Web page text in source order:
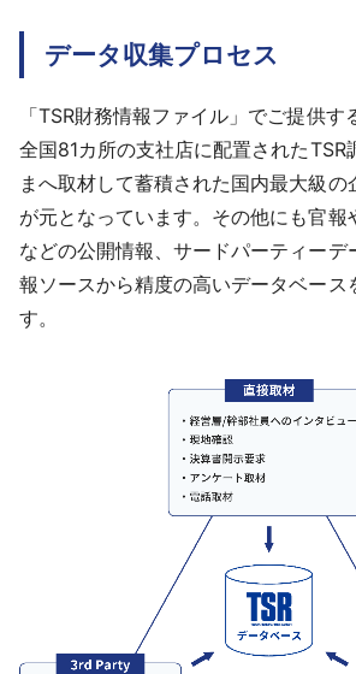
データ収集プロセス
「TSR財務情報ファイル」でご提供
全国81カ所の支社店に配置されたTSR
まへ取材して蓄積された国内最大級の
が元となっています。その他にも官報
などの公開情報、サードパーティーデ
報ソースから精度の高いデータベース
す。